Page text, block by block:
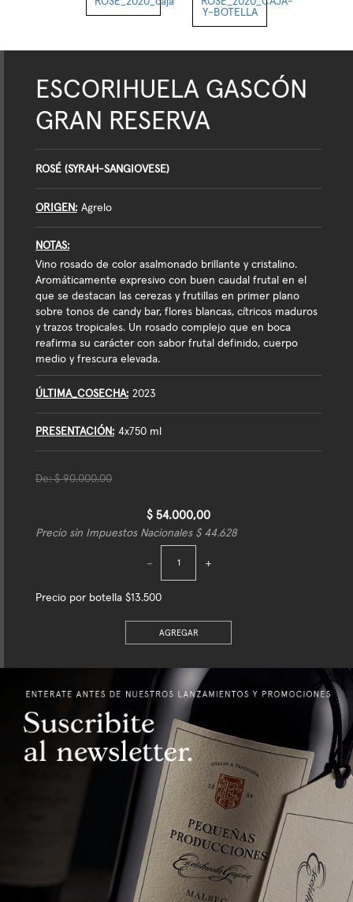
ESCORIHUELA GASCÓN
GRAN RESERVA
ROSÉ (SYRAH-SANGIOVESE)
ORIGEN Agrelo
NOTAS
Vino rosado de color asalmonado brillante y cristalino.
Aromáticamente expresivo con buen caudal frutal en el
que se destacan las cerezas y frutillas en primer plano
sobre tonos de candy bar, flores blancas, cítricos maduros
y trazos tropicales. Un rosado complejo que en boca
reafirma su carácter con sabor frutal definido, cuerpo
medio y frescura elevada.
ÚLTIMA_COSECHA 2023
PRESENTACIÓN 4x750 ml
De:$ 90.000,00
$ 54.000,00
Precio sin Impuestos Nacionales $ 44.628
+
-
Precio por botella $13.500
AGREGAR